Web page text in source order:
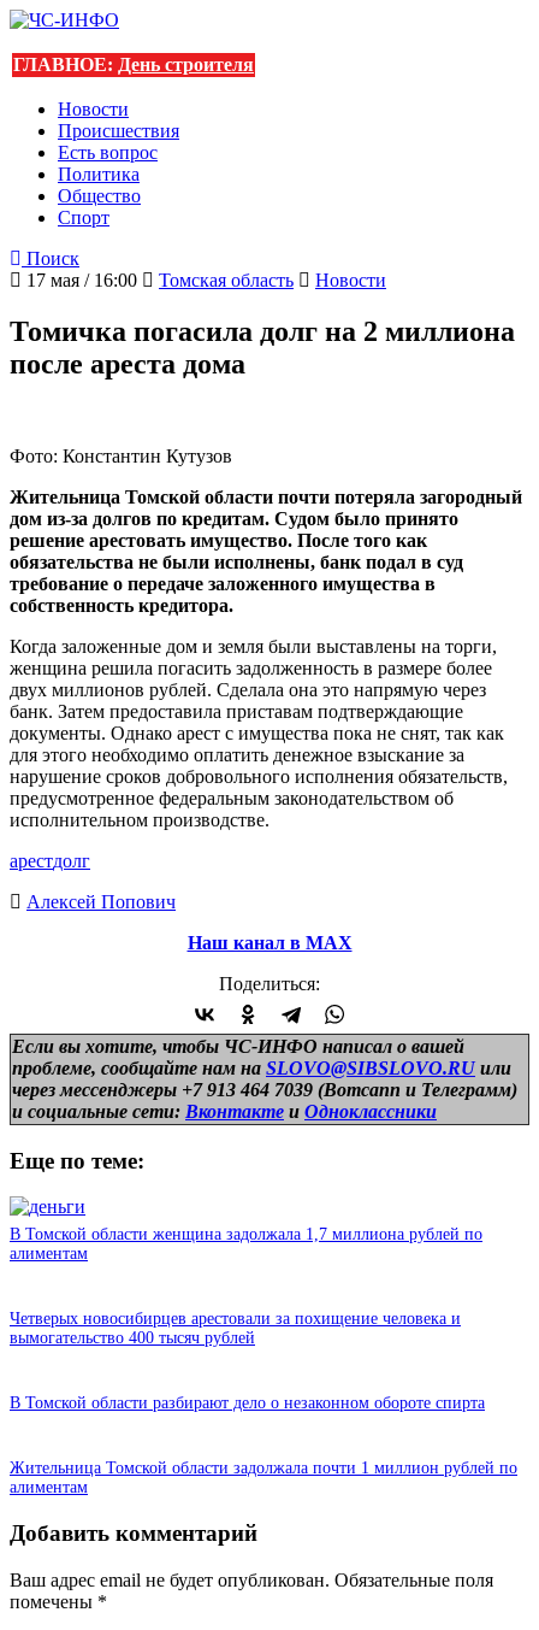
ГЛАВНОЕ: День строителя
Новости
Происшествия
Есть вопрос
Политика
Общество
Спорт
Поиск
17 мая / 16:00
Томская область Новости
Томичка погасила долг на 2 миллиона
после ареста дома
Фото: Константин Кутузов
Жительница Томской области почти потеряла загородный
дом из-за долгов по кредитам. Судом было принято
решение арестовать имущество. После того как
обязательства не были исполнены, банк подал в суд
требование о передаче заложенного имущества в
собственность кредитора.
Когда заложенные дом и земля были выставлены на торги,
женщина решила погасить задолженность в размере более
двух миллионов рублей. Сделала она это напрямую через
банк. Затем предоставила приставам подтверждающие
документы. Однако арест с имущества пока не снят, так как
для этого необходимо оплатить денежное взыскание за
нарушение сроков добровольного исполнения обязательств,
предусмотренное федеральным законодательством об
исполнительном производстве.
арестдолг
Алексей Попович
Наш канал в МАХ
Поделиться:
Если вы хотите, чтобы ЧС-ИНФО написал о вашей
проблеме, сообщайте нам на SLOVO@SIBSLOVO.RU или
через мессенджеры +7 913 464 7039 (Вотсапп и Телеграмм)
и социальные сети: Вконтакте и Одноклассники
Еще по теме:
В Томской области женщина задолжала 1,7 миллиона рублей по
алиментам
Четверых новосибирцев арестовали за похищение человека и
вымогательство 400 тысяч рублей
В Томской области разбирают дело о незаконном обороте спирта
Жительница Томской области задолжала почти 1 миллион рублей по
алиментам
Добавить комментарий
Ваш адрес email не будет опубликован. Обязательные поля
помечены *